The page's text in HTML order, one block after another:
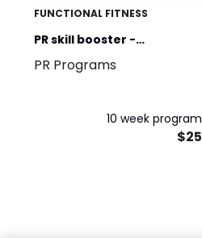
FUNCTIONAL FITNESS
PR skill booster -
Weightlifting Vol.1 parte B
PR Programs
10 week program
$25